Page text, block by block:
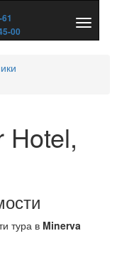
00
скрыть
Hotel,
тура в Minerva